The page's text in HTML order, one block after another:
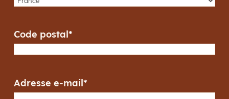
Code postal*
Adresse e-mail*